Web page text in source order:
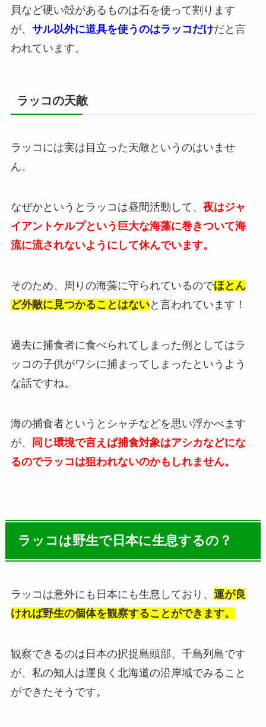
貝など硬い殻があるものは石を使って割ります
が、 サル以外に道具を使うのはラッコだけだと言
われています。
ラッコの天敵
ラッコには実は目立った天敵というのはいませ
ん。
なぜかというとラッコは昼間活動して、 夜はジャ
イアントケルプという巨大な海藻に巻きついて海
流に流されないようにして休んでいます。
そのため、周りの海藻に守られているのでほとん
ど外敵に見つかることはないと言われています！
過去に捕食者に食べられてしまった例としてはラ
ッコの子供がワシに捕まってしまったというよう
な話ですね。
海の捕食者というとシャチなどを思い浮かべます
が、
同じ環境で言えば捕食対象はアシカなどにな
るのでラッコは狙われないのかもしれません。
ラッコは野生で日本に生息するの？
ラッコは意外にも日本にも生息しており、 運が良
ければ野生の個体を観察することができます。
観察できるのは日本の択捉島頭部、千島列島です
が、私の知人は運良く北海道の沿岸域でみること
ができたそうです。